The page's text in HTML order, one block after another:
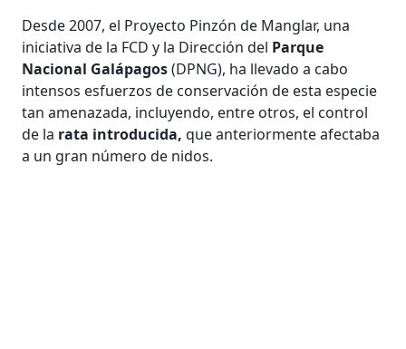
Desde 2007, el Proyecto Pinzón de Manglar, una
iniciativa de la FCD y la Dirección del Parque
Nacional Galápagos(DPNG), ha llevado a cabo
intensos esfuerzos de conservación de esta especie
tan amenazada, incluyendo, entre otros, el control
de la rata introducida, que anteriormente afectaba
a un gran número de nidos.